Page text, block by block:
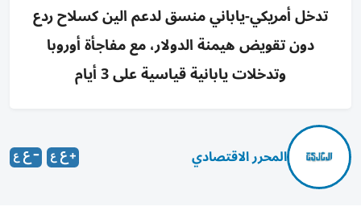
تدخل أمريكي-ياباني منسق لدعم الين كسلاح ردع
دون تقويض هيمنة الدولار، مع مفاجأة أوروبا
وتدخلات يابانية قياسية على 3 أيام
المحرر الاقتصادي